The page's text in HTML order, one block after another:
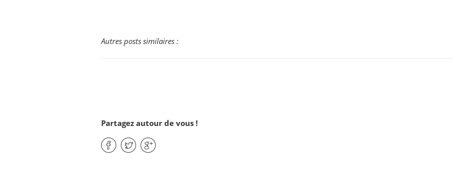
Autres posts similaires :
Partagez autour de vous !